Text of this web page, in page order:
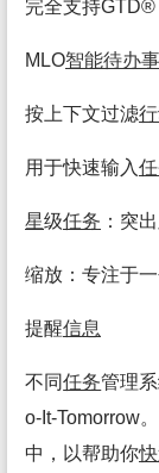
完全支持GTD®
MLO智能待办
按上下文过滤
用于快速输入
星级任务 ：突
缩放：专注于
提醒信息
不同任务管理
o-It-Tomorrow
中，以帮助你